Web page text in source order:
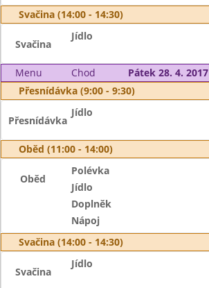
Svačina (14:00 - 14:30)
Svačina
Jídlo
Menu Chod
Pátek 28. 4. 2017
Přesnídávka (9:00 - 9:30)
Přesnídávka
Jídlo
Oběd (11:00 - 14:00)
Oběd
Polévka
Jídlo
Doplněk
Nápoj
Svačina (14:00 - 14:30)
Svačina
Jídlo